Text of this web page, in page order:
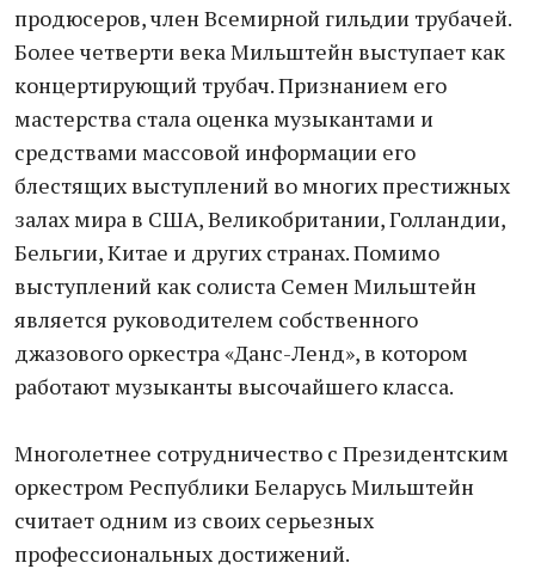
продюсеров, член Всемирной гильдии трубачей.
Более четверти века Мильштейн выступает как
концертирующий трубач. Признанием его
мастерства стала оценка музыкантами и
средствами массовой информации его
блестящих выступлений во многих престижных
залах мира в США, Великобритании, Голландии,
Бельгии, Китае и других странах. Помимо
выступлений как солиста Семен Мильштейн
является руководителем собственного
джазового оркестра «Данс-Ленд», в котором
работают музыканты высочайшего класса.
Многолетнее сотрудничество с Президентским
оркестром Республики Беларусь Мильштейн
считает одним из своих серьезных
профессиональных достижений.